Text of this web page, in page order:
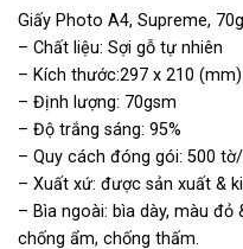
Giấy Photo A4, Supreme,
– Chất liệu: Sợi gỗ tự nhiên
– Kích thước:297 x 210 (mm)
– Định lượng: 70gsm
– Độ trắng sáng: 95%
– Quy cách đóng gói: 500
– Xuất xứ: được sản xuất &
– Bìa ngoài: bìa dày, màu
chống ẩm, chống thấm.